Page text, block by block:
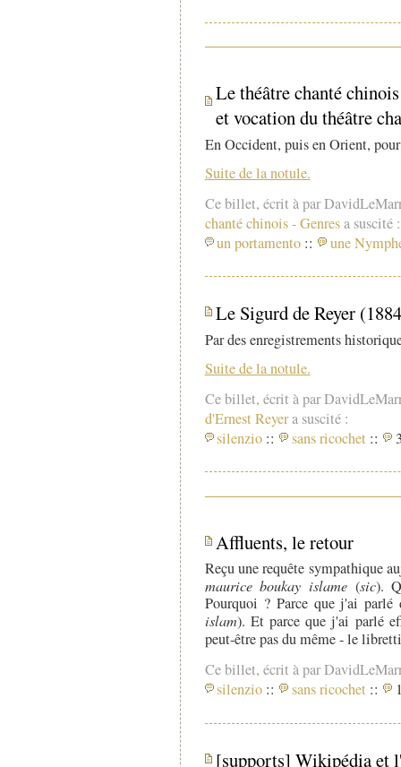
Le théâtre chanté
et vocation du théâtre
En Occident, puis en Orient,
Suite de la notule.
Ce billet, écrit à par
chanté chinois-Genresa suscité :
un portamento :: une
Le Sigurd de Reyer
Par des enregistrements
Suite de la notule.
Ce billet, écrit à par
d'Ernest Reyera suscité :
silenzio :: sans ricochet ::
Affluents, le retour
Reçu une requête sympathique
maurice boukay islame (sic).
Pourquoi ? Parce que j'ai
islam). Et parce que j'ai parlé
peut-être pas du même - le
Ce billet, écrit à par
silenzio :: sans ricochet ::
[supports] Wikipédia et